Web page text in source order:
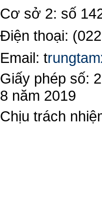
Cơ sở 2: số
Điện thoại:
Email: t
Giấy phép số:
8 năm 2019
Chịu trách